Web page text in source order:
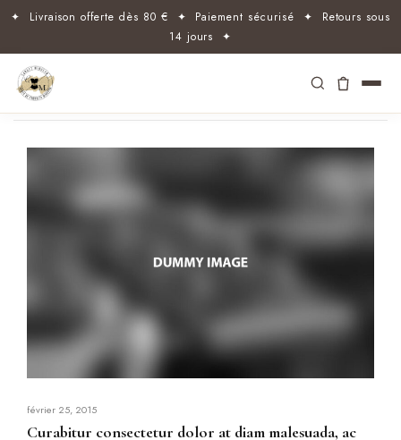
✦ Livraison offerte dès 80 € ✦ Paiement sécurisé ✦ Retours sous
14 jours ✦
février 25, 2015
Curabitur consectetur dolor at diam malesuada, ac